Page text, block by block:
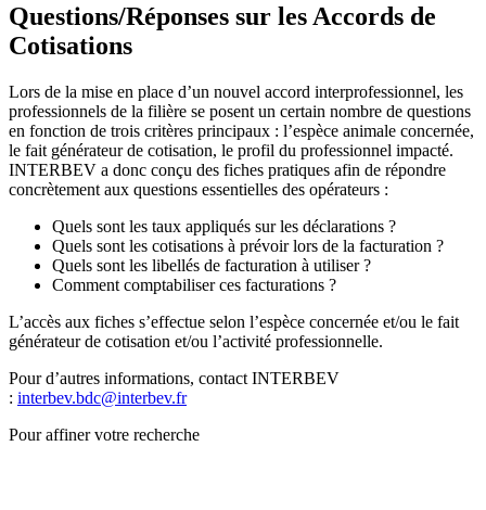
Questions/Réponses sur les Accords de
Cotisations
Lors de la mise en place d’un nouvel accord interprofessionnel, les
professionnels de la filière se posent un certain nombre de questions
en fonction de trois critères principaux : l’espèce animale concernée,
le fait générateur de cotisation, le profil du professionnel impacté.
INTERBEV a donc conçu des fiches pratiques afin de répondre
concrètement aux questions essentielles des opérateurs :
Quels sont les taux appliqués sur les déclarations ?
Quels sont les cotisations à prévoir lors de la facturation ?
Quels sont les libellés de facturation à utiliser ?
Comment comptabiliser ces facturations ?
L’accès aux fiches s’effectue selon l’espèce concernée et/ou le fait
générateur de cotisation et/ou l’activité professionnelle.
Pour d’autres informations, contact INTERBEV
: interbev.bdc@interbev.fr
Pour affiner votre recherche